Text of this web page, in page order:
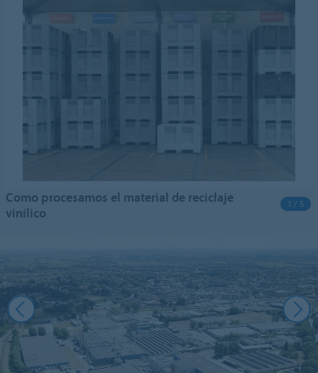
Como procesamos el material de reciclaje
vinílico
1 / 5